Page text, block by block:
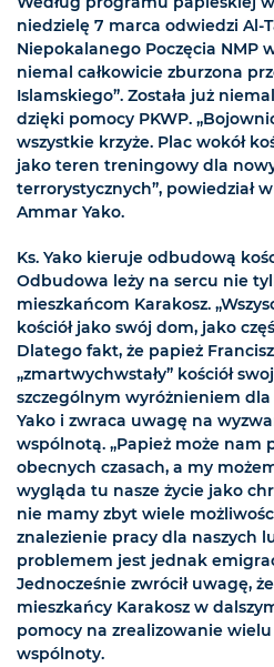
niedzielę 7 marca odwiedzi Al-
Niepokalanego Poczęcia NMP
niemal całkowicie zburzona
Islamskiego”. Została już
dzięki pomocy PKWP.
wszystkie krzyże. Plac wokół
jako teren treningowy dla
terrorystycznych”, powiedział
Ammar Yako.
Ks. Yako kieruje odbudową
Odbudowa leży na sercu nie
mieszkańcom Karakosz.
kościół jako swój dom, jako
Dlatego fakt, że papież
„zmartwychwstały” kościół
szczególnym wyróżnieniem dla
Yako i zwraca uwagę na
wspólnotą. „Papież może nam
obecnych czasach, a my
wygląda tu nasze życie jako
nie mamy zbyt wiele
znalezienie pracy dla naszych
problemem jest jednak
Jednocześnie zwrócił uwagę,
mieszkańcy Karakosz w
pomocy na zrealizowanie
wspólnoty.